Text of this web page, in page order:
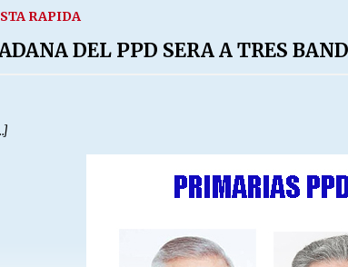
RAPIDA
DEL PPD SERA A TRES